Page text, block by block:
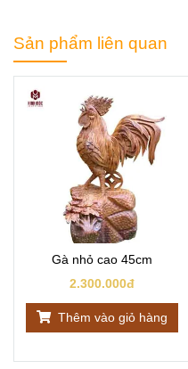
Sản phẩm liên quan
Gà nhỏ cao 45cm
2.300.000đ
Thêm vào giỏ hàng